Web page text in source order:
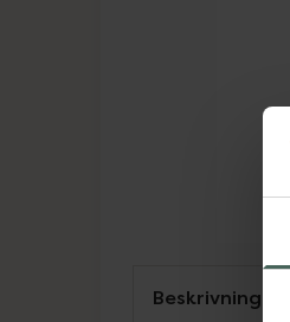
Beskrivning